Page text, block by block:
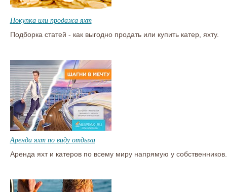
Покупка или продажа яхт
Подборка статей - как выгодно продать или купить катер, яхту.
Аренда яхт по виду отдыха
Аренда яхт и катеров по всему миру напрямую у собственников.